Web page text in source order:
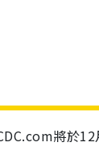
將於